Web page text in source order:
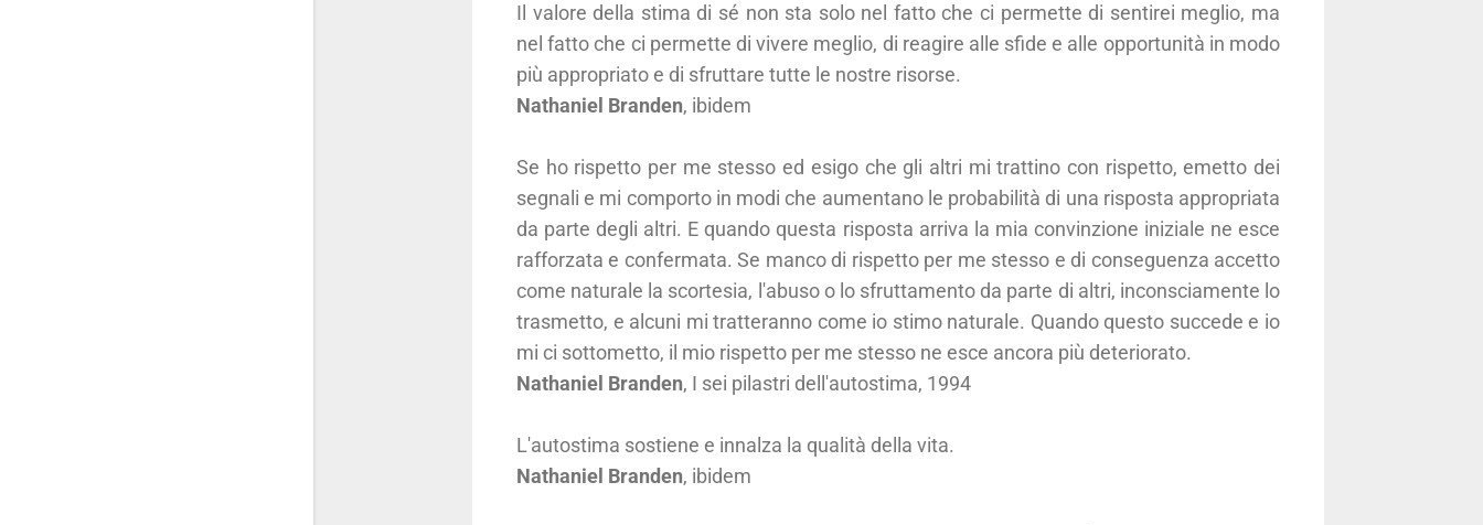
Il valore della stima di sé non sta solo nel fatto che ci permette di sentirei meglio, ma
nel fatto che ci permette di vivere meglio, di reagire alle sfide e alle opportunità in modo
più appropriato e di sfruttare tutte le nostre risorse.
Nathaniel Branden, ibidem
Se ho rispetto per me stesso ed esigo che gli altri mi trattino con rispetto, emetto dei
segnali e mi comporto in modi che aumentano le probabilità di una risposta appropriata
da parte degli altri. E quando questa risposta arriva la mia convinzione iniziale ne esce
rafforzata e confermata. Se manco di rispetto per me stesso e di conseguenza accetto
come naturale la scortesia, l'abuso o lo sfruttamento da parte di altri, inconsciamente lo
trasmetto, e alcuni mi tratteranno come io stimo naturale. Quando questo succede e io
mi ci sottometto, il mio rispetto per me stesso ne esce ancora più deteriorato.
Nathaniel Branden, I sei pilastri dell'autostima, 1994
L'autostima sostiene e innalza la qualità della vita.
Nathaniel Branden, ibidem